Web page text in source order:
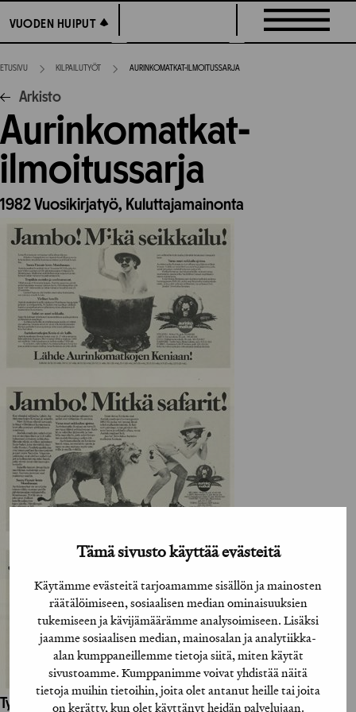
Tämä sivusto käyttää evästeitä
Käytämme evästeitä tarjoamamme sisällön ja mainosten
räätälöimiseen, sosiaalisen median ominaisuuksien
tukemiseen ja kävijämäärämme analysoimiseen. Lisäksi
jaamme sosiaalisen median, mainosalan ja analytiikka-
alan kumppaneillemme tietoja siitä, miten käytät
sivustoamme. Kumppanimme voivat yhdistää näitä
tietoja muihin tietoihin, joita olet antanut heille tai joita
on kerätty, kun olet käyttänyt heidän palvelujaan.
suoraan
sisältöön
VUODEN HUIPUT
VUODEN HUIPUT
ETUSIVU KILPAILUTYÖT AURINKOMATKAT-ILMOITUSSARJA
Arkisto
Aurinkomatkat-
ilmoitussarja
1982Vuosikirjatyö, Kuluttajamainonta
Työhön osallistuneet henkilöt / tahot: